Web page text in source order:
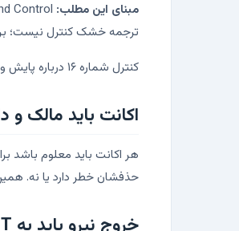
مبنای این مطلب:
ترجمه خشک کنترل نیست؛
کنترل شماره ۱۶ درباره پایش و کنترل حساب‌های کاربری است. یعنی چرخه عمر اکانت را جدی بگیریم: ایجاد، تغییر، استفاده، غیرفعال‌سازی و حذف.
اکانت باید مالک و
هر اکانت باید معلوم
حذفشان خطر دارد یا نه.